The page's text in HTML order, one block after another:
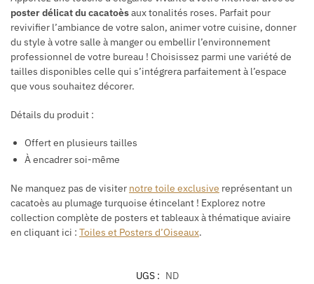
poster délicat du cacatoèsaux tonalités roses. Parfait pour
revivifier l’ambiance de votre salon, animer votre cuisine, donner
du style à votre salle à manger ou embellir l’environnement
professionnel de votre bureau ! Choisissez parmi une variété de
tailles disponibles celle qui s’intégrera parfaitement à l’espace
que vous souhaitez décorer.
Détails du produit :
Offert en plusieurs tailles
À encadrer soi-même
Ne manquez pas de visiter notre toile exclusive représentant un
cacatoès au plumage turquoise étincelant ! Explorez notre
collection complète de posters et tableaux à thématique aviaire
en cliquant ici : Toiles et Posters d’Oiseaux.
UGS : ND